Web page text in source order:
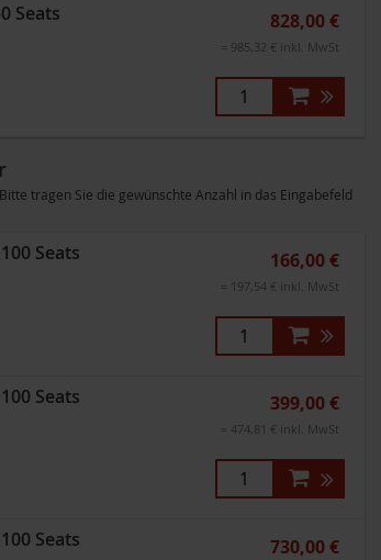
Seats 828,00 €
= 985,32 € inkl. MwSt
tragen Sie die gewünschte Anzahl in das Eingabefeld
Seats 166,00 €
= 197,54 € inkl. MwSt
Seats 399,00 €
= 474,81 € inkl. MwSt
Seats 730,00 €